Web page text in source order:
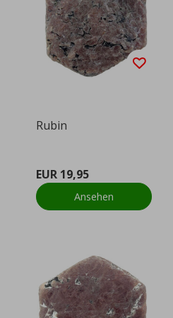
Rubin
EUR 19,95
Ansehen